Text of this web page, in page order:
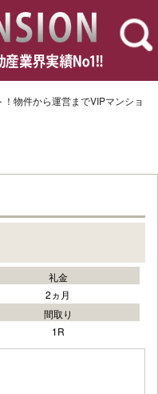
物件から運営までVIPマンショ
礼金
2ヵ月
間取り
1R